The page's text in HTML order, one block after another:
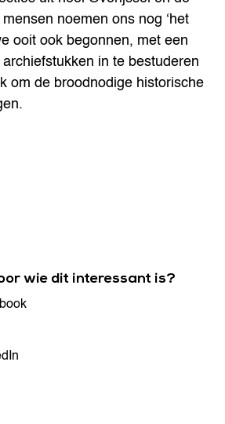
noemen ons nog ‘het
ooit ook begonnen, met een
in te bestuderen
om de broodnodige historische
wie dit interessant is?